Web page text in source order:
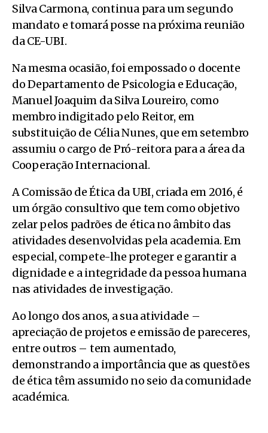
Silva Carmona, continua para um segundo
mandato e tomará posse na próxima reunião
da CE-UBI.
Na mesma ocasião, foi empossado o docente
do Departamento de Psicologia e Educação,
Manuel Joaquim da Silva Loureiro, como
membro indigitado pelo Reitor, em
substituição de Célia Nunes, que em setembro
assumiu o cargo de Pró-reitora para a área da
Cooperação Internacional.
A Comissão de Ética da UBI, criada em 2016, é
um órgão consultivo que tem como objetivo
zelar pelos padrões de ética no âmbito das
atividades desenvolvidas pela academia. Em
especial, compete-lhe proteger e garantir a
dignidade e a integridade da pessoa humana
nas atividades de investigação.
Ao longo dos anos, a sua atividade –
apreciação de projetos e emissão de pareceres,
entre outros – tem aumentado,
demonstrando a importância que as questões
de ética têm assumido no seio da comunidade
académica.